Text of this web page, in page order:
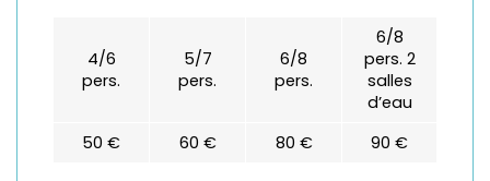
4/6
pers.
5/7
pers.
6/8
pers.
6/8
pers. 2
salles
d’eau
50 €
60 € 80 € 90 €